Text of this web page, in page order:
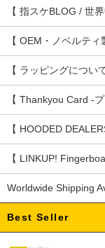
【 指スケBLOG / 世
【 OEM・ノベルティ
【 ラッピングについ
【 Thankyou Card -
【 HOODED
【 LINKUP!
Worldwide Shipping
Best Seller